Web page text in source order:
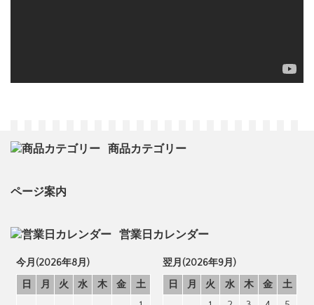
商品カテゴリー
ページ案内
営業日カレンダー
今月(2026年8月)
日
月 火 水 木 金
土
翌月(2026年9月)
日
月 火 水 木 金
土